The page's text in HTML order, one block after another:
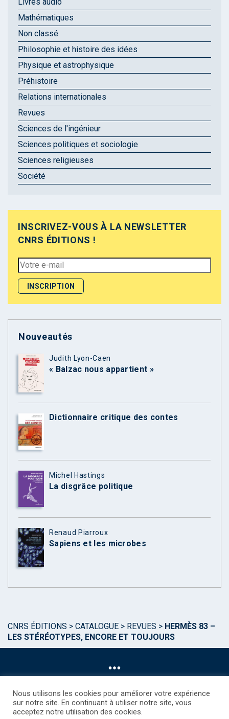
Mathématiques
Non classé
Philosophie et histoire des idées
Physique et astrophysique
Préhistoire
Relations internationales
Revues
Sciences de l'ingénieur
Sciences politiques et sociologie
Sciences religieuses
Société
INSCRIVEZ-VOUS À LA NEWSLETTER
CNRS ÉDITIONS !
Nouveautés
Judith Lyon-Caen
« Balzac nous appartient »
Dictionnaire critique des contes
Michel Hastings
La disgrâce politique
Renaud Piarroux
Sapiens et les microbes
CNRS ÉDITIONS > CATALOGUE > REVUES > HERMÈS 83 –
LES STÉRÉOTYPES, ENCORE ET TOUJOURS
©CNRS EDITIONS 2025
Nous utilisons les cookies pour améliorer votre expérience
sur notre site. En continuant à utiliser notre site, vous
acceptez notre utilisation des cookies.